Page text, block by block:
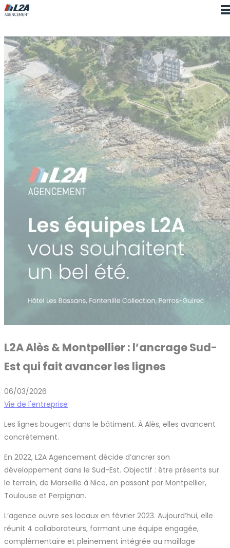
Cookies management panel
L2A Alès & Montpellier : l’ancrage Sud-
Est qui fait avancer les lignes
06/03/2026
Vie de l'entreprise
Les lignes bougent dans le bâtiment. À Alès, elles avancent
concrètement.
En 2022, L2A Agencement décide d’ancrer son
développement dans le Sud-Est. Objectif : être présents sur
le terrain, de Marseille à Nice, en passant par Montpellier,
Toulouse et Perpignan.
L’agence ouvre ses locaux en février 2023. Aujourd’hui, elle
réunit 4 collaborateurs, formant une équipe engagée,
complémentaire et pleinement intégrée au maillage